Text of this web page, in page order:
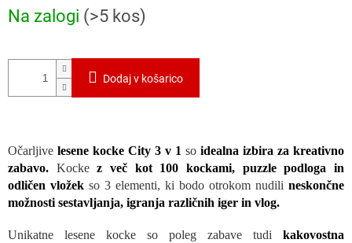
mere:
Na zalogi (>5 kos)
Dodaj v košarico
Očarljive lesene kocke City 3 v 1 so idealna izbira za kreativno
zabavo. Kockez več kot 100 kockami, puzzle podloga in
odličen vložek so 3 elementi, ki bodo otrokom nudili neskončne
možnosti sestavljanja, igranja različnih iger in vlog.
Unikatne lesene kocke so poleg zabave tudi kakovostna